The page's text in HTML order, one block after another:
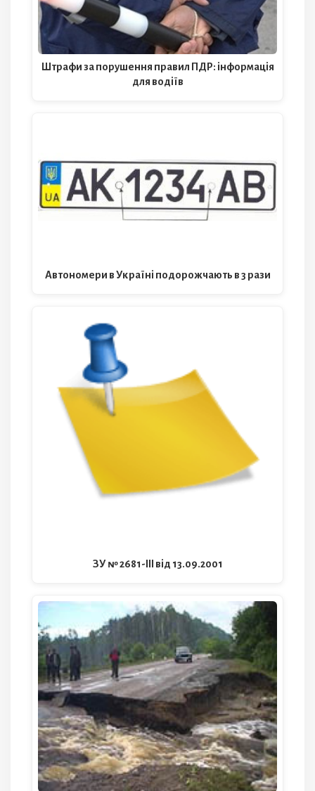
Штрафи за порушення правил ПДР: інформація
для водіїв
Автономери в Україні подорожчають в 3 рази
ЗУ № 2681-III від 13.09.2001